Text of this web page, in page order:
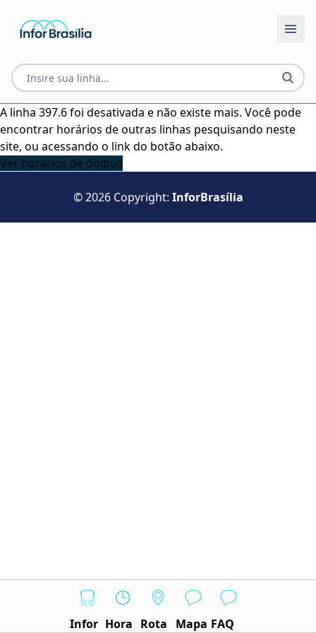
Infor Hora Rota Mapa FAQ
A linha 397.6 foi desativada e não existe mais. Você pode
encontrar horários de outras linhas pesquisando neste
site, ou acessando o link do botão abaixo.
Ver horários de ônibus
© 2026 Copyright: InforBrasília